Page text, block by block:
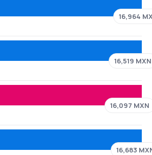
16,964
16,519 MXN
16,097 MXN
16,683